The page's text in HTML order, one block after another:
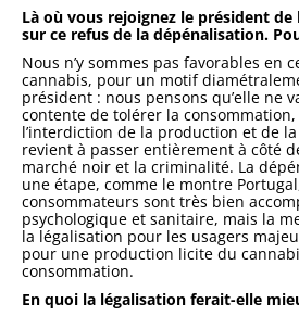
Là où vous rejoignez le président de
sur ce refus de la dépénalisation.
Nous n’y sommes pas favorables en
cannabis, pour un motif
président : nous pensons qu’elle ne
contente de tolérer la
l’interdiction de la production et de
revient à passer entièrement à côté
marché noir et la criminalité. La
une étape, comme le montre
consommateurs sont très bien
psychologique et sanitaire, mais la
la légalisation pour les usagers
pour une production licite du
consommation.
En quoi la légalisation ferait-elle